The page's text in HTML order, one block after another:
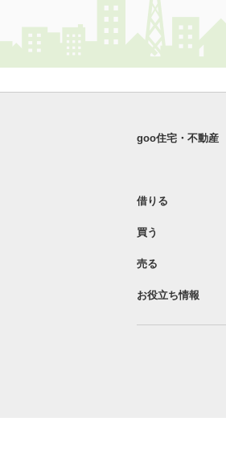
goo住宅・不動産
借りる
買う
売る
お役立ち情報